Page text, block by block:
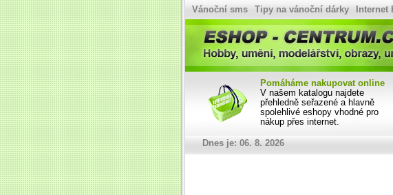
Vánoční sms Tipy na vánoční dárky Internet
Hobby, umění, modelářství, obrazy, umělecké výrobky - Eshop-centrum.cz
Pomáháme nakupovat online
V našem katalogu najdete
přehledně seřazené a hlavně
spolehlivé eshopy vhodné pro
nákup přes internet.
Dnes je: 06. 8. 2026